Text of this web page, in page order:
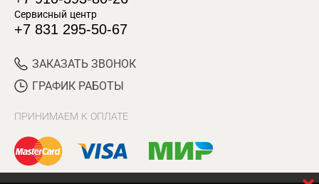
Сервисный центр
+7 831 295-50-67
ЗАКАЗАТЬ ЗВОНОК
ГРАФИК РАБОТЫ
ПРИНИМАЕМ К ОПЛАТЕ